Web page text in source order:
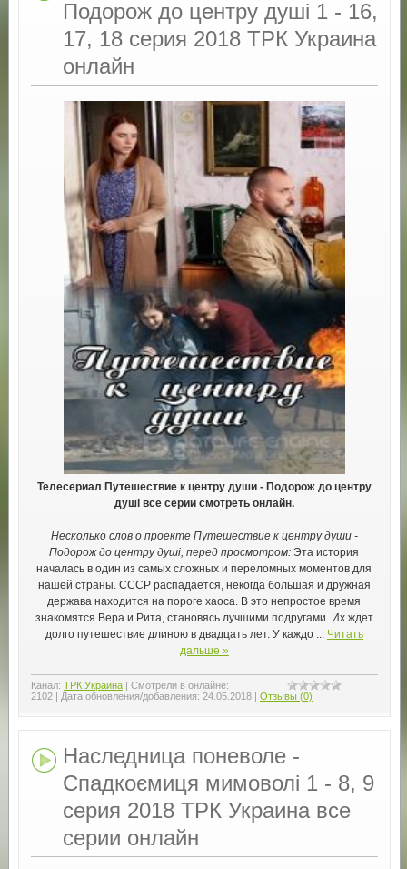
Подорож до центру душі 1 - 16,
17, 18 серия 2018 ТРК Украина
онлайн
Телесериал Путешествие к центру души - Подорож до центру
душі все серии смотреть онлайн.
Несколько слов о проекте Путешествие к центру души -
Подорож до центру душі, перед просмотром: Эта история
началась в один из самых сложных и переломных моментов для
нашей страны. СССР распадается, некогда большая и дружная
держава находится на пороге хаоса. В это непростое время
знакомятся Вера и Рита, становясь лучшими подругами. Их ждет
долго путешествие длиною в двадцать лет. У каждо
Читать
дальше »
Канал: ТРК Украина| Смотрели в онлайне:
2102| Дата обновления/добавления: 24.05.2018 | Отзывы (0)
Наследница поневоле -
Спадкоємиця мимоволі 1 - 8, 9
серия 2018 ТРК Украина все
серии онлайн